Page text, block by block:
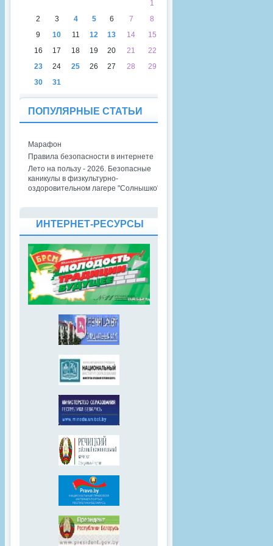
1
2
3 4 5 6 7
8
9
10 11 12 13 14
15
16
17 18 19 20 21
22
23
24 25 26 27 28
29
30
31
ПОПУЛЯРНЫЕ СТАТЬИ
Марафон
Правила безопасности в интернете
Лето на пользу - 2026. Безопасные
каникулы в физкультурно-
оздоровительном лагере "Солнышко"
ИНТЕРНЕТ-РЕСУРСЫ